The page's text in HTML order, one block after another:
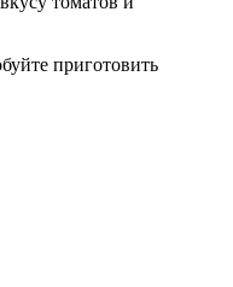
приготовить